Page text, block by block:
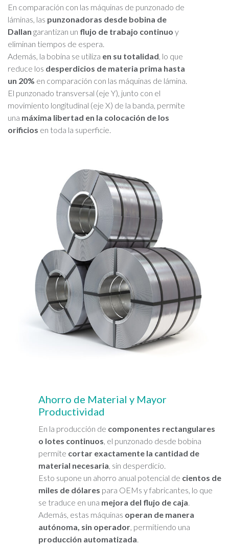
En comparación con las máquinas de punzonado de
láminas, las punzonadoras desde bobina de
Dallan garantizan un flujo de trabajo continuo y
eliminan tiempos de espera.
Además, la bobina se utiliza en su totalidad, lo que
reduce los desperdicios de materia prima hasta
un 20% en comparación con las máquinas de lámina.
El punzonado transversal (eje Y), junto con el
movimiento longitudinal (eje X) de la banda, permite
una máxima libertad en la colocación de los
orificios en toda la superficie.
Ahorro de Material y Mayor
Productividad
En la producción de componentes rectangulares
o lotes continuos, el punzonado desde bobina
permite cortar exactamente la cantidad de
material necesaria, sin desperdicio.
Esto supone un ahorro anual potencial de cientos de
miles de dólares para OEMs y fabricantes, lo que
se traduce en una mejora del flujo de caja.
Además, estas máquinas operan de manera
autónoma, sin operador, permitiendo una
producción automatizada.